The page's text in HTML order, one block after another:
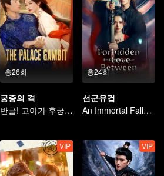
총26회
궁중의 격
반골! 고아가 후궁 전체와 맞선다
총24회
선군유겁
An Immortal Falls in Love With a Witch
VIP VIP